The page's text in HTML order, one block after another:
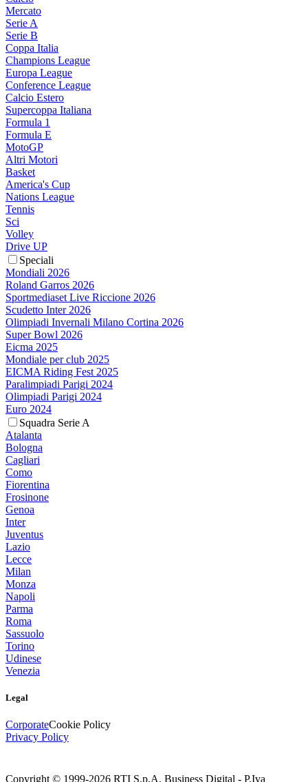
Mercato
Serie A
Serie B
Coppa Italia
Champions League
Europa League
Conference League
Calcio Estero
Supercoppa Italiana
Formula 1
Formula E
MotoGP
Altri Motori
Basket
America's Cup
Nations League
Tennis
Sci
Volley
Drive UP
Speciali
Mondiali 2026
Roland Garros 2026
Sportmediaset Live Riccione 2026
Scudetto Inter 2026
Olimpiadi Invernali Milano Cortina 2026
Super Bowl 2026
Eicma 2025
Mondiale per club 2025
EICMA Riding Fest 2025
Paralimpiadi Parigi 2024
Olimpiadi Parigi 2024
Euro 2024
Squadra Serie A
Atalanta
Bologna
Cagliari
Como
Fiorentina
Frosinone
Genoa
Inter
Juventus
Lazio
Lecce
Milan
Monza
Napoli
Parma
Roma
Sassuolo
Torino
Udinese
Venezia
Legal
CorporateCookie Policy
Privacy Policy
Copyright © 1999-2026 RTI S.p.A. Business Digital - P.Iva